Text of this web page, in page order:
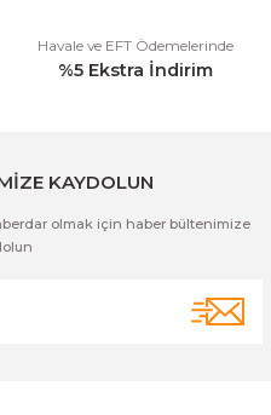
Havale ve EFT Ödemelerinde
%5 Ekstra İndirim
KAYDOLUN
olmak için haber bültenimize